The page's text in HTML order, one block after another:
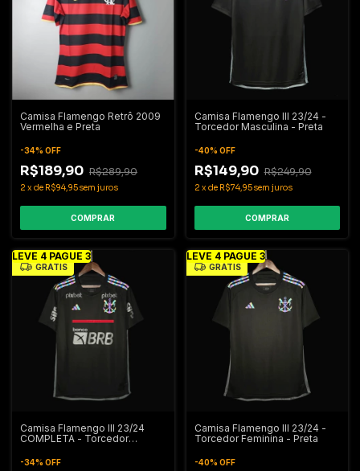
Camisa Flamengo Retrô 2009
Vermelha e Preta
-34% OFF
R$189,90 R$289,90
2 x de R$94,95sem juros
COMPRAR
Camisa Flamengo IIl 23/24 -
Torcedor Masculina - Preta
-40% OFF
R$149,90 R$249,90
2 x de R$74,95sem juros
COMPRAR
LEVE 4 PAGUE 3
GRÁTIS
Camisa Flamengo IIl 23/24
COMPLETA - Torcedor
-34% OFF
LEVE 4 PAGUE 3
GRÁTIS
Camisa Flamengo IIl 23/24 -
Torcedor Feminina - Preta
-40% OFF